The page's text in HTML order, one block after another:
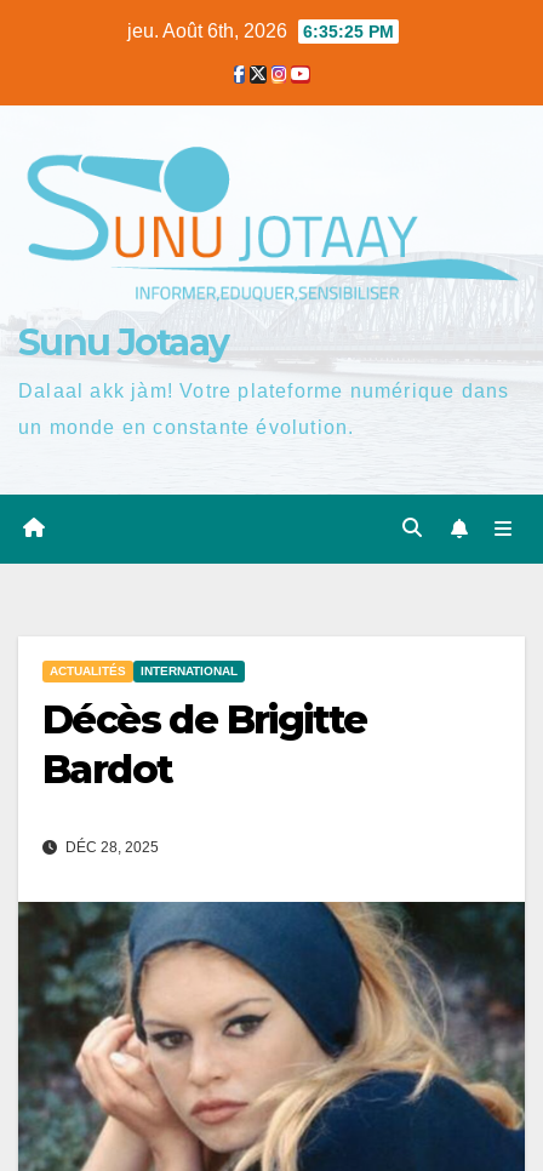
jeu. Août 6th, 2026 6:35:26 PM
Sunu Jotaay
Dalaal akk jàm! Votre plateforme numérique dans
un monde en constante évolution.
ACTUALITÉS INTERNATIONAL
Décès de Brigitte
Bardot
DÉC 28, 2025